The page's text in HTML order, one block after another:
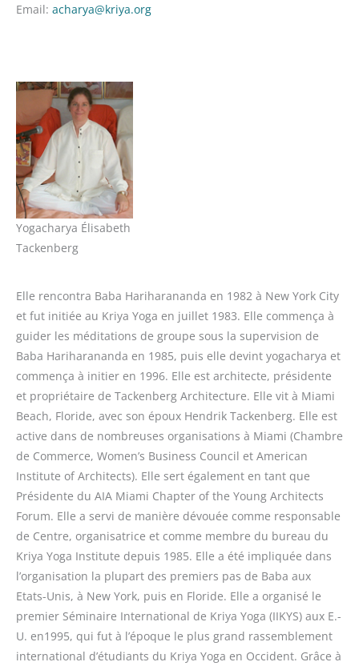
Email: acharya@kriya.org
Yogacharya Élisabeth
Tackenberg
Elle rencontra Baba Hariharananda en 1982 à New York City
et fut initiée au Kriya Yoga en juillet 1983. Elle commença à
guider les méditations de groupe sous la supervision de
Baba Hariharananda en 1985, puis elle devint yogacharya et
commença à initier en 1996. Elle est architecte, présidente
et propriétaire de Tackenberg Architecture. Elle vit à Miami
Beach, Floride, avec son époux Hendrik Tackenberg. Elle est
active dans de nombreuses organisations à Miami (Chambre
de Commerce, Women’s Business Council et American
Institute of Architects). Elle sert également en tant que
Présidente du AIA Miami Chapter of the Young Architects
Forum. Elle a servi de manière dévouée comme responsable
de Centre, organisatrice et comme membre du bureau du
Kriya Yoga Institute depuis 1985. Elle a été impliquée dans
l’organisation la plupart des premiers pas de Baba aux
Etats-Unis, à New York, puis en Floride. Elle a organisé le
premier Séminaire International de Kriya Yoga (IIKYS) aux E.-
U. en1995, qui fut à l’époque le plus grand rassemblement
international d’étudiants du Kriya Yoga en Occident. Grâce à